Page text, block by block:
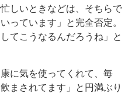
しいときなどは、そちらで
っています」と完全否定。
てこうなるんだろうね」と
に気を使ってくれて、毎
まされてます」と円満ぶり